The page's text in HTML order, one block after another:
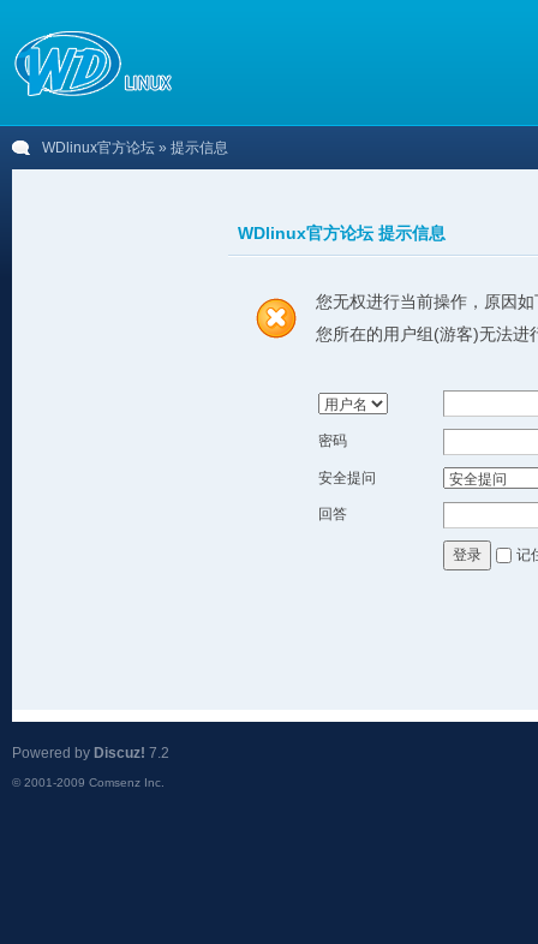
WDlinux官方论坛 » 提示信息
WDlinux官方论坛 提示信息
您无权进行当前操作，原因如
您所在的用户组(游客)无法进
密码
安全提问
回答
登录 记
Powered by Discuz! 7.2
© 2001-2009 Comsenz Inc.